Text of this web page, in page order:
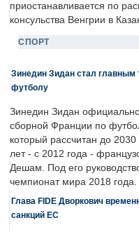
приостанавливается по
консульства Венгрии в
СПОРТ
Зинедин Зидан стал главным
футболу
Зинедин Зидан
сборной Франции по
который рассчитан до
лет - с 2012 года -
Дешам. Под его
чемпионат мира 2018 года.
Глава FIDE Дворкович
санкций ЕС